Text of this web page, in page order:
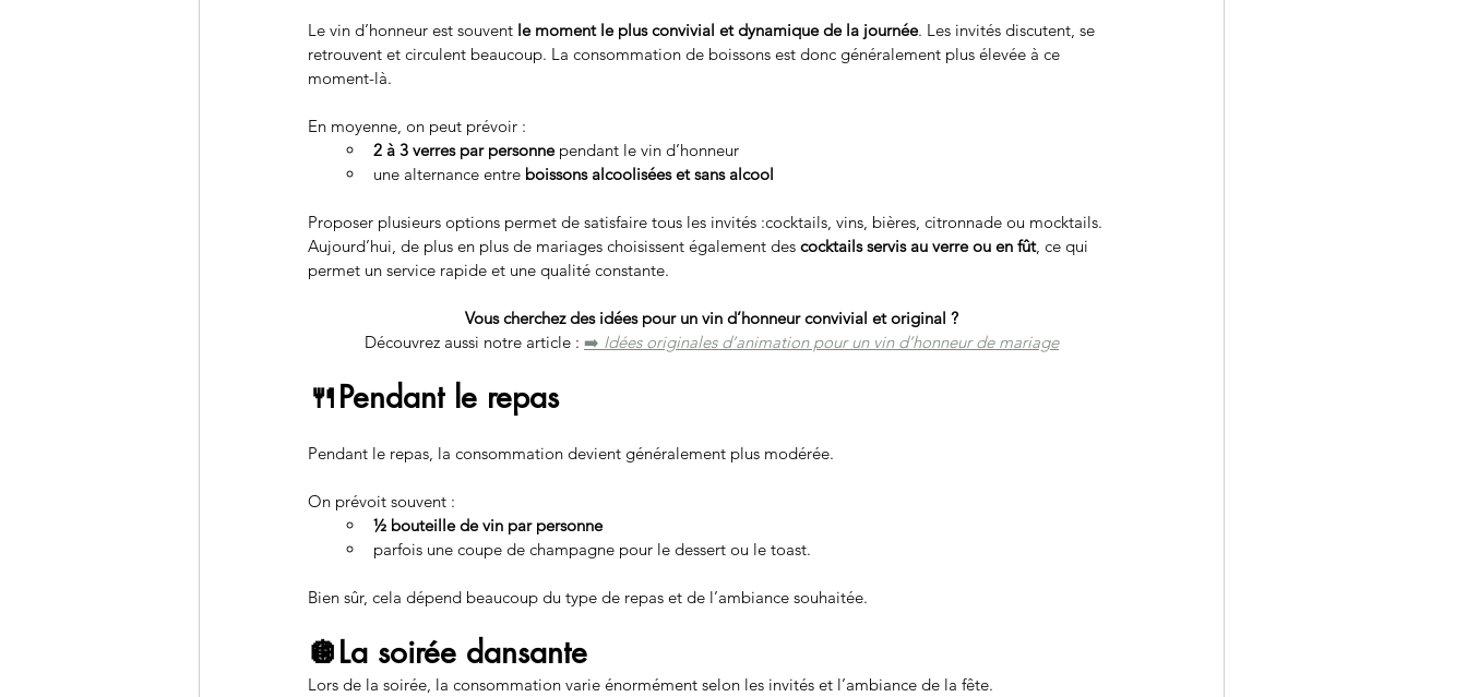
Le vin d’honneur est souvent le moment le plus convivial et dynamique de la journée. Les invités discutent, se
retrouvent et circulent beaucoup. La consommation de boissons est donc généralement plus élevée à ce
moment-là.
En moyenne, on peut prévoir :
2 à 3 verres par personne pendant le vin d’honneur
une alternance entre boissons alcoolisées et sans alcool
Proposer plusieurs options permet de satisfaire tous les invités :cocktails, vins, bières, citronnade ou mocktails.
Aujourd’hui, de plus en plus de mariages choisissent également des cocktails servis au verre ou en fût, ce qui
permet un service rapide et une qualité constante.
Vous cherchez des idées pour un vin d’honneur convivial et original ?
Découvrez aussi notre article : ➡️ Idées originales d’animation pour un vin d’honneur de mariage
🍴Pendant le repas
Pendant le repas, la consommation devient généralement plus modérée.
On prévoit souvent :
½ bouteille de vin par personne
parfois une coupe de champagne pour le dessert ou le toast.
Bien sûr, cela dépend beaucoup du type de repas et de l’ambiance souhaitée.
🪩La soirée dansante
Lors de la soirée, la consommation varie énormément selon les invités et l’ambiance de la fête.